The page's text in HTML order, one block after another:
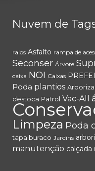
Nuvem de
ralos Asfalto rampa de
Seconser Árvore
caixa NOI Caixas
Poda plantios
destoca Patrol Vac-All
Limpeza Poda
tapa buraco Jardins
manutenção calçada